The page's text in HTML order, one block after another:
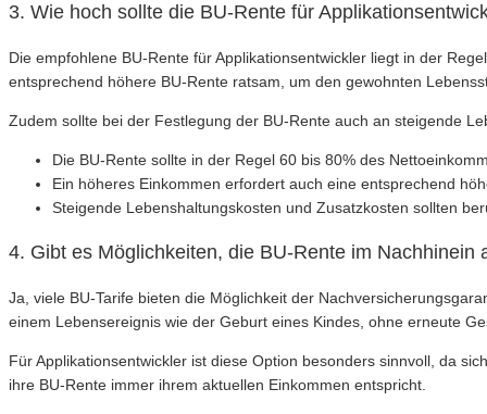
3. Wie hoch sollte die BU-Rente für
Die empfohlene BU-Rente für Applikationsentwickler liegt in der
entsprechend höhere BU-Rente ratsam, um den gewohnten
Zudem sollte bei der Festlegung der BU-Rente auch an steigende
Die BU-Rente sollte in der Regel 60 bis 80% des
Ein höheres Einkommen erfordert auch eine entsprechend
Steigende Lebenshaltungskosten und Zusatzkosten sollten
4. Gibt es Möglichkeiten, die BU-Rente im Nachhinein
Ja, viele BU-Tarife bieten die Möglichkeit der
einem Lebensereignis wie der Geburt eines Kindes, ohne erneute
Für Applikationsentwickler ist diese Option besonders sinnvoll, da
ihre BU-Rente immer ihrem aktuellen Einkommen entspricht.